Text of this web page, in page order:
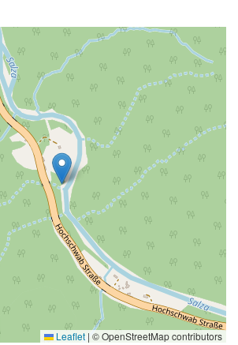
Leaflet | © OpenStreetMap contributors